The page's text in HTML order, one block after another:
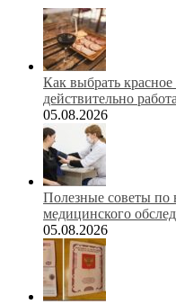
Как выбрать
действительно
05.08.2026
Полезные советы по
медицинского
05.08.2026